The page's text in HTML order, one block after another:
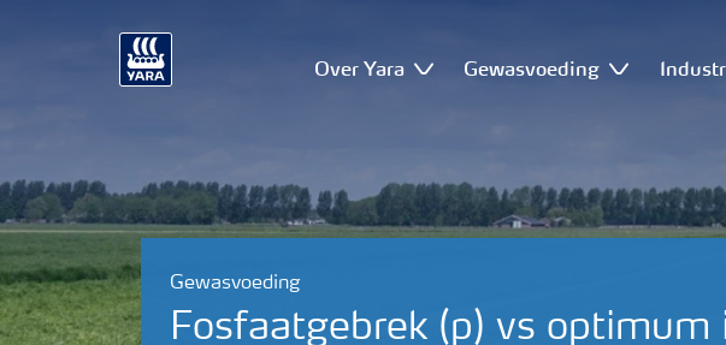
Over Yara Gewasvoeding
Gewasvoeding
Fosfaatgebrek (p) vs optimum